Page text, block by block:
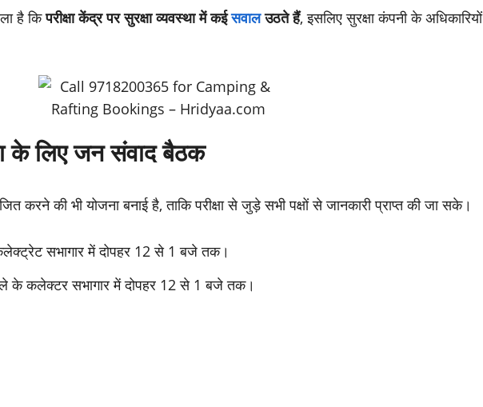
है किपरीक्षा केंद्र पर सुरक्षा व्यवस्था में कईसवालउठते हैं, इसलिए सुरक्षा कंपनी के अधिकारियों
के लिए जन संवाद बैठक
करने की भी योजना बनाई है, ताकि परीक्षा से जुड़े सभी पक्षों से जानकारी प्राप्त की जा सके।
सभागार में दोपहर 12 से 1 बजे तक।
के कलेक्टर सभागार में दोपहर 12 से 1 बजे तक।